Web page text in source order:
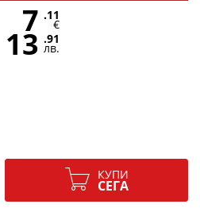
7 .11
€
13 .91
лв.
КУПИ
СЕГА